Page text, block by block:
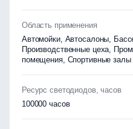
Область применения
Автомойки, Автосалоны,
Производственные цеха,
помещения, Спортивные залы
Ресурс светодиодов, часов
100000 часов